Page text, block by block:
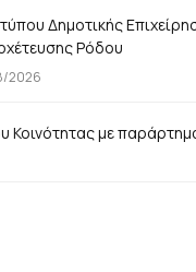
τύπου Δημοτικής
Ρόδου
2026
Κοινότητας με